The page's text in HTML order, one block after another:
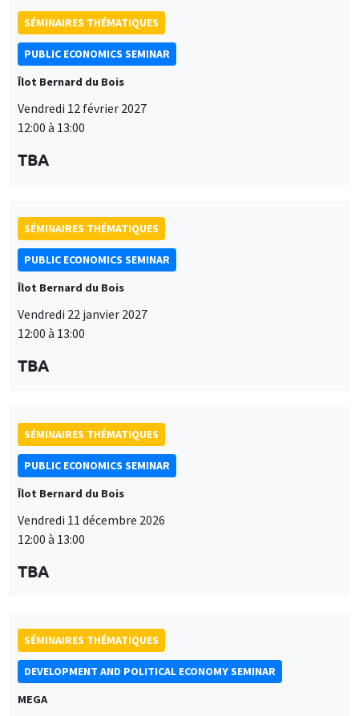
SÉMINAIRES THÉMATIQUES
PUBLIC ECONOMICS SEMINAR
Îlot Bernard du Bois
Vendredi 12 février 2027
12:00 à 13:00
TBA
SÉMINAIRES THÉMATIQUES
PUBLIC ECONOMICS SEMINAR
Îlot Bernard du Bois
Vendredi 22 janvier 2027
12:00 à 13:00
TBA
SÉMINAIRES THÉMATIQUES
PUBLIC ECONOMICS SEMINAR
Îlot Bernard du Bois
Vendredi 11 décembre 2026
12:00 à 13:00
TBA
SÉMINAIRES THÉMATIQUES
DEVELOPMENT AND POLITICAL ECONOMY SEMINAR
MEGA